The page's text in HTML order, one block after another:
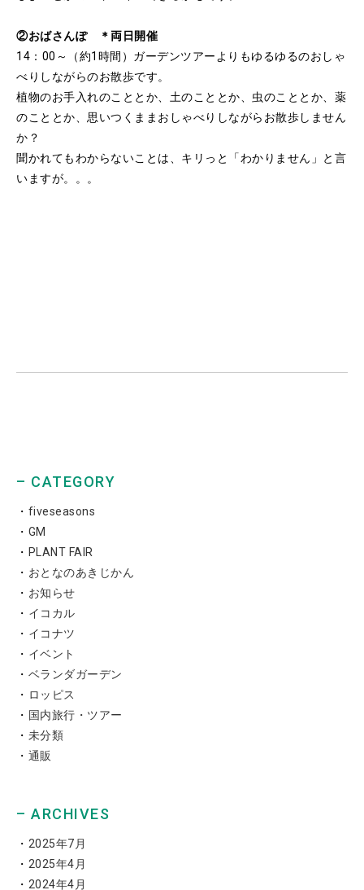
②おばさんぽ ＊両日開催
14：00～（約1時間）ガーデンツアーよりもゆるゆるのおしゃ
べりしながらのお散歩です。
植物のお手入れのこととか、土のこととか、虫のこととか、薬
のこととか、思いつくままおしゃべりしながらお散歩しません
か？
聞かれてもわからないことは、キリっと「わかりません」と言
いますが。。。
– CATEGORY
fiveseasons
GM
PLANT FAIR
おとなのあきじかん
お知らせ
イコカル
イコナツ
イベント
ベランダガーデン
ロッピス
国内旅行・ツアー
未分類
通販
– ARCHIVES
2025年7月
2025年4月
2024年4月